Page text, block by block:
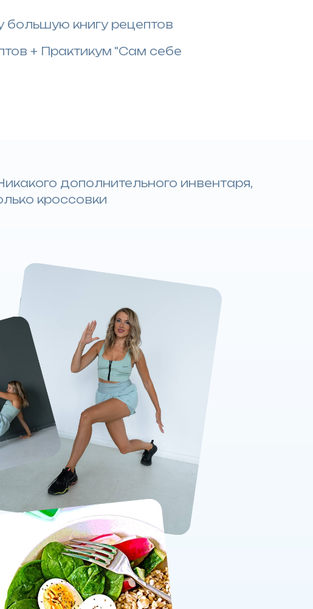
книгу рецептов
+ Практикум "Сам себе
дополнительного инвентаря,
кроссовки